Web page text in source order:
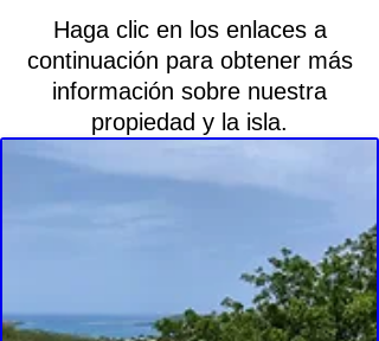
Haga clic en los enlaces a
continuación para obtener más
información sobre nuestra
propiedad y la isla.